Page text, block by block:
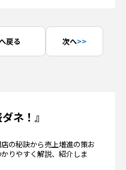
戻る 次へ
ネ！』
の秘訣から売上増進の策お
りやすく解説、紹介しま